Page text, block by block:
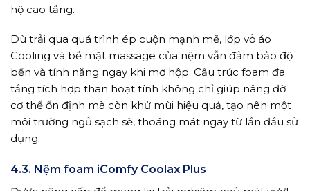
hộ cao tầng.
Dù trải qua quá trình ép cuộn mạnh mẽ, lớp vỏ áo
Cooling và bề mặt massage của nệm vẫn đảm bảo độ
bền và tính năng ngay khi mở hộp. Cấu trúc foam đa
tầng tích hợp than hoạt tính không chỉ giúp nâng đỡ
cơ thể ổn định mà còn khử mùi hiệu quả, tạo nên một
môi trường ngủ sạch sẽ, thoáng mát ngay từ lần đầu sử
dụng.
4.3. Nệm foam iComfy Coolax Plus